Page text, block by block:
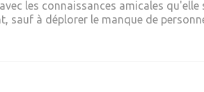
les connaissances amicales
sauf à déplorer le manque de